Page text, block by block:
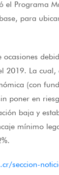
el Programa
para
ocasiones
2019. La
(con
poner en
baja y
mínimo
seccion-